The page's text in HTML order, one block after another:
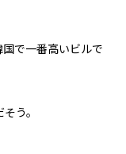
で一番高いビルで
う。